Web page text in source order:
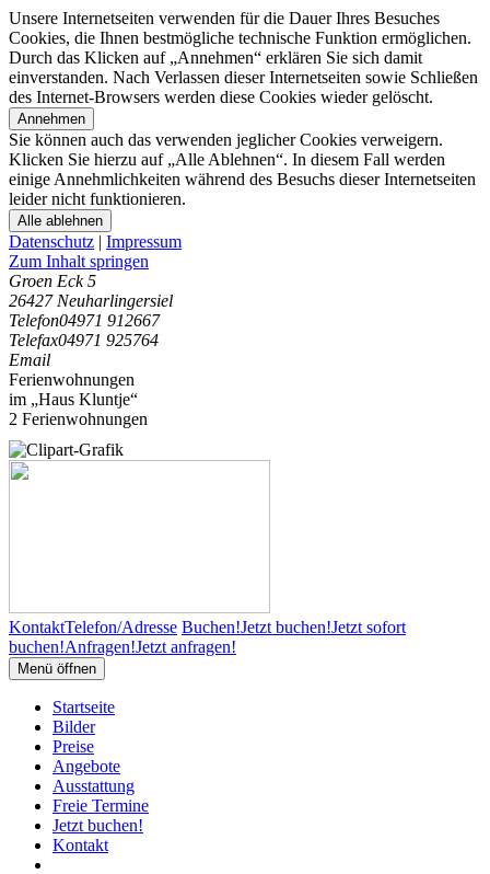
Unsere Internetseiten verwenden für die Dauer Ihres Besuches
Cookies, die Ihnen bestmögliche technische Funktion ermöglichen.
Durch das Klicken auf „Annehmen“ erklären Sie sich damit
einverstanden. Nach Verlassen dieser Internetseiten sowie Schließen
des Internet-Browsers werden diese Cookies wieder gelöscht.
Annehmen
Sie können auch das verwenden jeglicher Cookies verweigern.
Klicken Sie hierzu auf „Alle Ablehnen“. In diesem Fall werden
einige Annehmlichkeiten während des Besuchs dieser Internetseiten
leider nicht funktionieren.
Alle ablehnen
Datenschutz | Impressum
Zum Inhalt springen
Groen Eck 5
26427 Neuharlingersiel
Telefon04971 912667
Telefax04971 925764
Email
Ferienwohnungen
im „Haus Kluntje“
2 Ferienwohnungen
KontaktTelefon/Adresse Buchen!Jetzt buchen!Jetzt sofort
buchen!Anfragen!Jetzt anfragen!
Menü öffnen
Startseite
Bilder
Preise
Angebote
Ausstattung
Freie Termine
Jetzt buchen!
Kontakt